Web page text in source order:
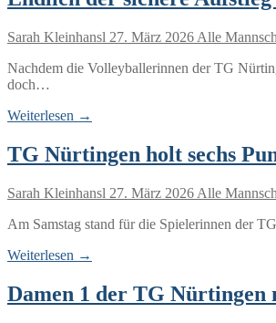
Sarah Kleinhansl 27. März 2026 Alle
Nachdem die Volleyballerinnen der TG
doch…
Weiterlesen →
TG Nürtingen holt sechs
Sarah Kleinhansl 27. März 2026 Alle
Am Samstag stand für die Spielerinnen der
Weiterlesen →
Damen 1 der TG